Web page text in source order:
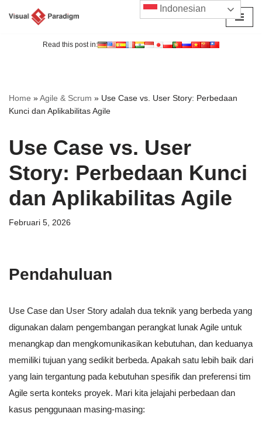
Read this post in:
Home »Agile & Scrum » Use Case vs. User Story: Perbedaan
Kunci dan Aplikabilitas Agile
Use Case vs. User
Story: Perbedaan Kunci
dan Aplikabilitas Agile
Februari 5, 2026
Pendahuluan
Use Case dan User Story adalah dua teknik yang berbeda yang
digunakan dalam pengembangan perangkat lunak Agile untuk
menangkap dan mengkomunikasikan kebutuhan, dan keduanya
memiliki tujuan yang sedikit berbeda. Apakah satu lebih baik dari
yang lain tergantung pada kebutuhan spesifik dan preferensi tim
Agile serta konteks proyek. Mari kita jelajahi perbedaan dan
kasus penggunaan masing-masing:
Indonesian